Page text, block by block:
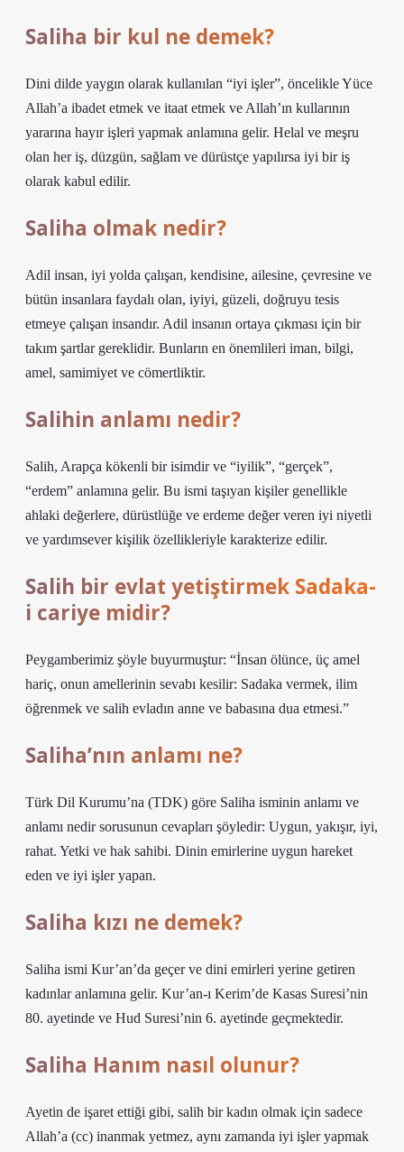
Saliha bir kul ne demek?
Dini dilde yaygın olarak kullanılan “iyi işler”, öncelikle Yüce
Allah’a ibadet etmek ve itaat etmek ve Allah’ın kullarının
yararına hayır işleri yapmak anlamına gelir. Helal ve meşru
olan her iş, düzgün, sağlam ve dürüstçe yapılırsa iyi bir iş
olarak kabul edilir.
Saliha olmak nedir?
Adil insan, iyi yolda çalışan, kendisine, ailesine, çevresine ve
bütün insanlara faydalı olan, iyiyi, güzeli, doğruyu tesis
etmeye çalışan insandır. Adil insanın ortaya çıkması için bir
takım şartlar gereklidir. Bunların en önemlileri iman, bilgi,
amel, samimiyet ve cömertliktir.
Salihin anlamı nedir?
Salih, Arapça kökenli bir isimdir ve “iyilik”, “gerçek”,
“erdem” anlamına gelir. Bu ismi taşıyan kişiler genellikle
ahlaki değerlere, dürüstlüğe ve erdeme değer veren iyi niyetli
ve yardımsever kişilik özellikleriyle karakterize edilir.
Salih bir evlat yetiştirmek Sadaka-
i cariye midir?
Peygamberimiz şöyle buyurmuştur: “İnsan ölünce, üç amel
hariç, onun amellerinin sevabı kesilir: Sadaka vermek, ilim
öğrenmek ve salih evladın anne ve babasına dua etmesi.”
Saliha’nın anlamı ne?
Türk Dil Kurumu’na (TDK) göre Saliha isminin anlamı ve
anlamı nedir sorusunun cevapları şöyledir: Uygun, yakışır, iyi,
rahat. Yetki ve hak sahibi. Dinin emirlerine uygun hareket
eden ve iyi işler yapan.
Saliha kızı ne demek?
Saliha ismi Kur’an’da geçer ve dini emirleri yerine getiren
kadınlar anlamına gelir. Kur’an-ı Kerim’de Kasas Suresi’nin
80. ayetinde ve Hud Suresi’nin 6. ayetinde geçmektedir.
Saliha Hanım nasıl olunur?
Ayetin de işaret ettiği gibi, salih bir kadın olmak için sadece
Allah’a (cc) inanmak yetmez, aynı zamanda iyi işler yapmak